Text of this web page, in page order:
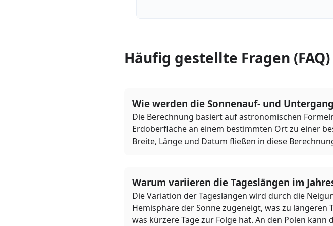
Häufig gestellte Fragen (FAQ)
Wie werden die Sonnenauf- und
Die Berechnung basiert auf astronomischen
Erdoberfläche an einem bestimmten Ort zu einer
Breite, Länge und Datum fließen in diese
Warum variieren die Tageslängen im
Die Variation der Tageslängen wird durch die
Hemisphäre der Sonne zugeneigt, was zu
was kürzere Tage zur Folge hat. An den Polen